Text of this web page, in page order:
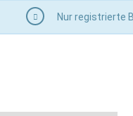
Nur registrierte